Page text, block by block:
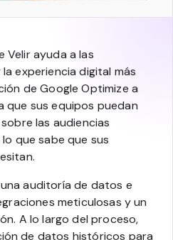
Velir ayuda a las
experiencia digital más
de Google Optimize a
que sus equipos puedan
las audiencias
que sabe que sus
auditoría de datos e
meticulosas y un
A lo largo del proceso,
de datos históricos para